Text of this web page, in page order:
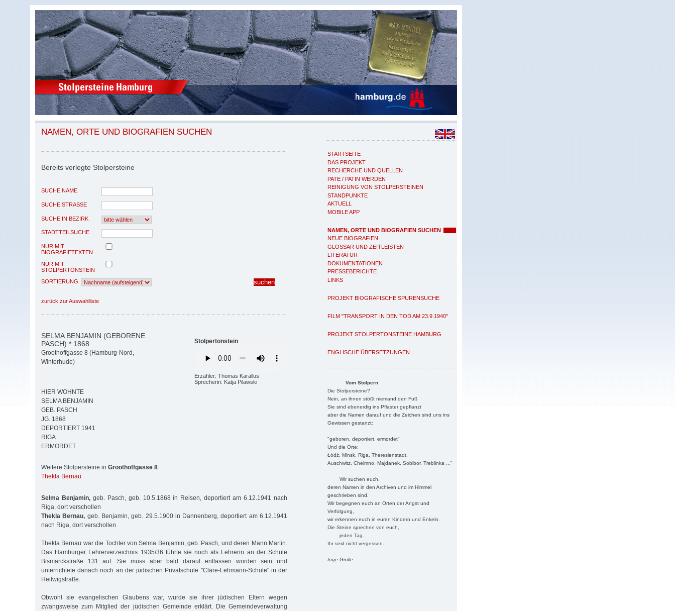
STARTSEITE
DAS PROJEKT
RECHERCHE UND QUELLEN
PATE / PATIN WERDEN
REINIGUNG VON STOLPERSTEINEN
STANDPUNKTE
AKTUELL
MOBILE APP
NAMEN, ORTE UND BIOGRAFIEN SUCHEN
NEUE BIOGRAFIEN
GLOSSAR UND ZEITLEISTEN
LITERATUR
DOKUMENTATIONEN
PRESSEBERICHTE
LINKS
PROJEKT BIOGRAFISCHE SPURENSUCHE
FILM "TRANSPORT IN DEN TOD AM 23.9.1940"
PROJEKT STOLPERTONSTEINE HAMBURG
ENGLISCHE ÜBERSETZUNGEN
Vom Stolpern
Die Stolpersteine?
Nein, an ihnen stößt niemand den Fuß
Sie sind ebenerdig ins Pflaster gepflanzt
aber die Namen darauf und die Zeichen sind uns ins
Gewissen gestanzt:
"geboren, deportiert, ermordet"
Und die Orte:
Łódź, Minsk, Riga, Theresienstadt,
Auschwitz, Chelmno, Majdanek, Sobibor, Treblinka ..."
Wir suchen euch,
deren Namen in den Archiven und im Himmel
geschrieben sind.
Wir begegnen euch an Orten der Angst und
Verfolgung,
wir erkennen euch in euren Kindern und Enkeln.
Die Steine sprechen von euch,
jeden Tag.
Ihr seid nicht vergessen.
Inge Grolle
NAMEN, ORTE UND BIOGRAFIEN SUCHEN
Bereits verlegte Stolpersteine
SUCHE NAME
SUCHE STRASSE
SUCHE IN BEZIRK
STADTTEILSUCHE
NUR MIT
BIOGRAFIETEXTEN
NUR MIT
STOLPERTONSTEIN
SORTIERUNG
zurück zur Auswahlliste
Stolpertonstein
Erzähler: Thomas Karallus
Sprecherin: Katja Pilawski
SELMA BENJAMIN (GEBORENE
PASCH) * 1868
Groothoffgasse 8 (Hamburg-Nord,
Winterhude)
HIER WOHNTE
SELMA BENJAMIN
GEB. PASCH
JG. 1868
DEPORTIERT 1941
RIGA
ERMORDET
Weitere Stolpersteine in Groothoffgasse 8:
Thekla Bernau
Selma Benjamin,geb. Pasch, geb. 10.5.1868 in Reisen, deportiert am 6.12.1941 nach
Riga, dort verschollen
Thekla Bernau, geb. Benjamin, geb. 29.5.1900 in Dannenberg, deportiert am 6.12.1941
nach Riga, dort verschollen
Thekla Bernau war die Tochter von Selma Benjamin, geb. Pasch, und deren Mann Martin.
Das Hamburger Lehrerverzeichnis 1935/36 führte sie noch als Lehrerin an der Schule
Bismarckstraße 131 auf. Sie muss aber bald darauf entlassen worden sein und
unterrichtete danach noch an der jüdischen Privatschule "Cläre-Lehmann-Schule" in der
Heilwigstraße.
Obwohl sie evangelischen Glaubens war, wurde sie ihrer jüdischen Eltern wegen
zwangsweise zum Mitglied der jüdischen Gemeinde erklärt. Die Gemeindeverwaltung